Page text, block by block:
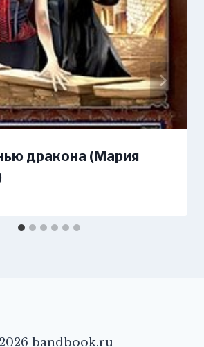
дракона (Мария
bandbook.ru